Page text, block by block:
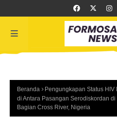
Beranda
Pengungkapan Status
di Antara Pasangan Serodiskordan
Bagian Cross River, Nigeria